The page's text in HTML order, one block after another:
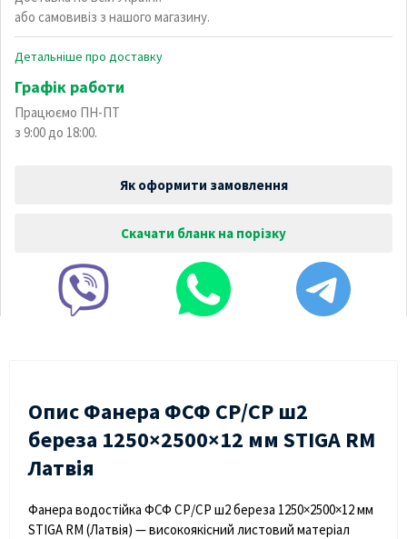
або самовивіз з нашого магазину.
Детальніше про доставку
Графік работи
Працюємо ПН-ПТ
з 9:00 до 18:00.
Як оформити замовлення
Скачати бланк на порізку
Опис Фанера ФСФ СР/СP ш2
береза 1250×2500×12 мм STIGA RM
Латвія
Фанера водостійка ФСФ СР/CP ш2 береза 1250×2500×12 мм
STIGA RM (Латвія) — високоякісний листовий матеріал